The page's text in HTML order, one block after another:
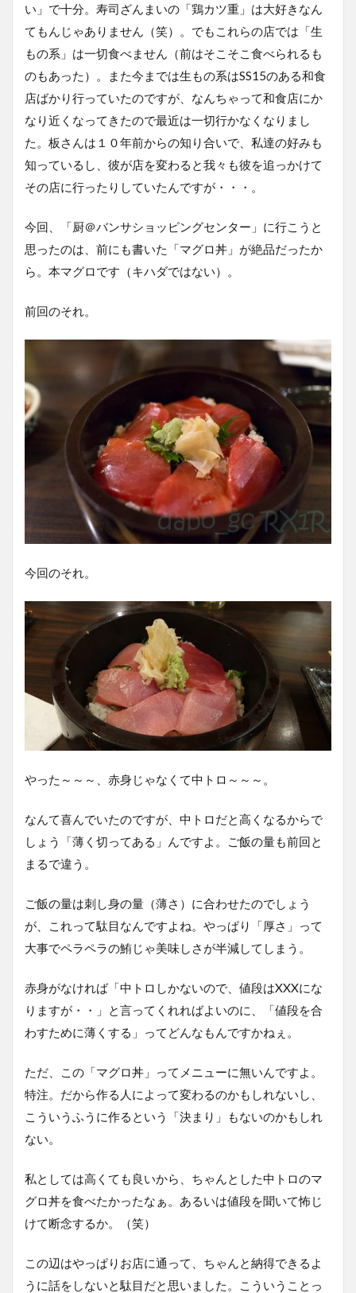
い」で十分。寿司ざんまいの「鶏カツ重」は大好きなん
てもんじゃありません（笑）。でもこれらの店では「生
もの系」は一切食べません（前はそこそこ食べられるも
のもあった）。また今までは生もの系はSS15のある和食
店ばかり行っていたのですが、なんちゃって和食店にか
なり近くなってきたので最近は一切行かなくなりまし
た。板さんは１０年前からの知り合いで、私達の好みも
知っているし、彼が店を変わると我々も彼を追っかけて
その店に行ったりしていたんですが・・・。
今回、「厨＠バンサショッピングセンター」に行こうと
思ったのは、前にも書いた「マグロ丼」が絶品だったか
ら。本マグロです（キハダではない）。
前回のそれ。
今回のそれ。
やった～～～、赤身じゃなくて中トロ～～～。
なんて喜んでいたのですが、中トロだと高くなるからで
しょう「薄く切ってある」んですよ。ご飯の量も前回と
まるで違う。
ご飯の量は刺し身の量（薄さ）に合わせたのでしょう
が、これって駄目なんですよね。やっぱり「厚さ」って
大事でペラペラの鮪じゃ美味しさが半減してしまう。
赤身がなければ「中トロしかないので、値段はXXXにな
りますが・・」と言ってくれればよいのに、「値段を合
わすために薄くする」ってどんなもんですかねぇ。
ただ、この「マグロ丼」ってメニューに無いんですよ。
特注。だから作る人によって変わるのかもしれないし、
こういうふうに作るという「決まり」もないのかもしれ
ない。
私としては高くても良いから、ちゃんとした中トロのマ
グロ丼を食べたかったなぁ。あるいは値段を聞いて怖じ
けて断念するか。（笑）
この辺はやっぱりお店に通って、ちゃんと納得できるよ
うに話をしないと駄目だと思いました。こういうことっ